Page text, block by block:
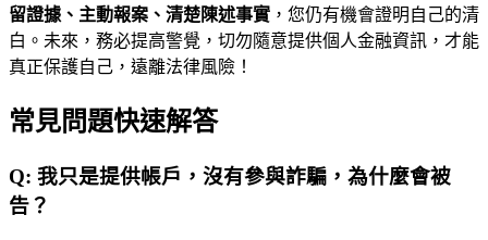
留證據、主動報案、清楚陳述事實 ，您仍有機會證明自己的清
白。未來，務必提高警覺，切勿隨意提供個人金融資訊，才能
真正保護自己，遠離法律風險！
常見問題快速解答
Q: 我只是提供帳戶，沒有參與詐騙，為什麼會被
告？